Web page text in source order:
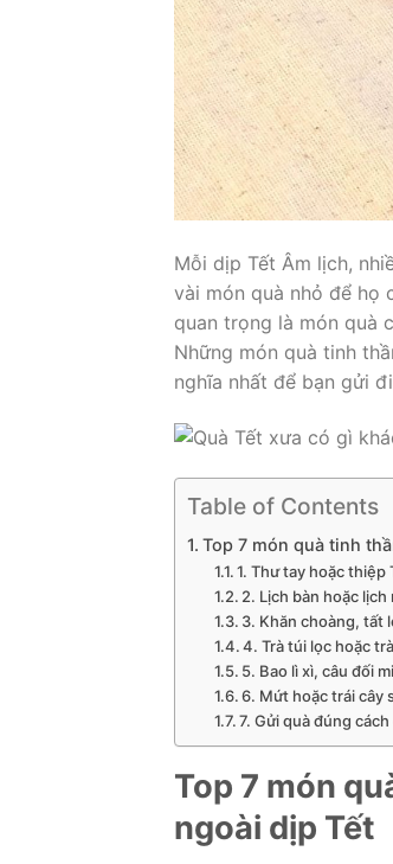
Mỗi dịp Tết Âm lịch,
vài món quà nhỏ để họ
quan trọng là món quà
Những món quà tinh
nghĩa nhất để bạn gửi
Table of Contents
Top 7 món quà tinh
1. Thư tay hoặc
2. Lịch bàn hoặc
3. Khăn choàng, tất
4. Trà túi lọc hoặc
5. Bao lì xì, câu đối
6. Mứt hoặc trái cây
7. Gửi quà đúng
Top 7 món
ngoài dịp Tết